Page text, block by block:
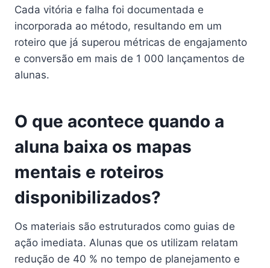
Cada vitória e falha foi documentada e
incorporada ao método, resultando em um
roteiro que já superou métricas de engajamento
e conversão em mais de 1 000 lançamentos de
alunas.
O que acontece quando a
aluna baixa os mapas
mentais e roteiros
disponibilizados?
Os materiais são estruturados como guias de
ação imediata. Alunas que os utilizam relatam
redução de 40 % no tempo de planejamento e